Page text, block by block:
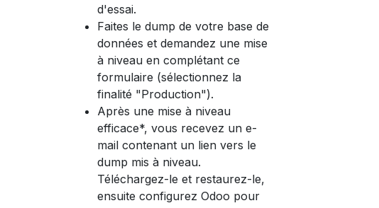
d'essai.
Faites le dump de votre base de
données et demandez une mise
à niveau en complétant ce
formulaire (sélectionnez la
finalité "Production").
Après une mise à niveau
efficace*, vous recevez un e-
mail contenant un lien vers le
dump mis à niveau.
Téléchargez-le et restaurez-le,
ensuite configurez Odoo pour